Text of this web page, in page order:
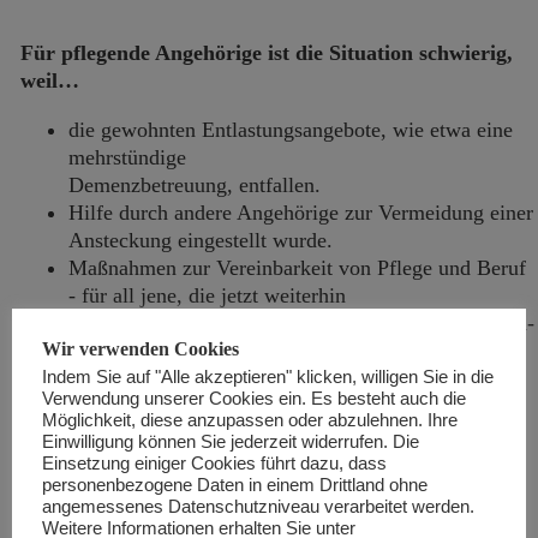
Für pflegende Angehörige ist die Situation schwierig,
weil…
die gewohnten Entlastungsangebote, wie etwa eine
mehrstündige
Demenzbetreuung, entfallen.
Hilfe durch andere Angehörige zur Vermeidung einer
Ansteckung eingestellt wurde.
Maßnahmen zur Vereinbarkeit von Pflege und Beruf
- für all jene, die jetzt weiterhin
in die Arbeit gehen müssen - im Kontext der Corona-
Krise fehlen.
es viel Unsicherheit gibt, welche Hygiene - und
Vorsichtsmaßnahmen bei der
Pflege daheim sinnvoll und auch umsetzbar sind.
6 WICHTIGE TELEFONNUMMERN:
Wir verwenden Cookies
Indem Sie auf "Alle akzeptieren" klicken, willigen Sie in die
Verwendung unserer Cookies ein. Es besteht auch die
Möglichkeit, diese anzupassen oder abzulehnen. Ihre
Einwilligung können Sie jederzeit widerrufen. Die
Einsetzung einiger Cookies führt dazu, dass
personenbezogene Daten in einem Drittland ohne
angemessenes Datenschutzniveau verarbeitet werden.
Weitere Informationen erhalten Sie unter